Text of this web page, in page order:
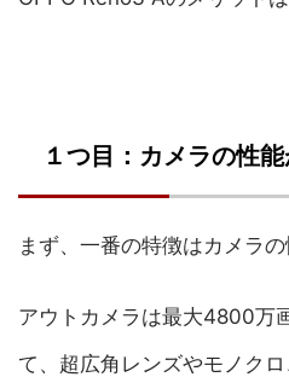
１つ目：カメラの性
まず、一番の特徴はカメラの
アウトカメラは最大4800万
て、超広角レンズやモノク